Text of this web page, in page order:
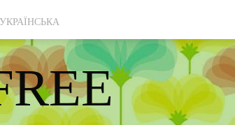
УКРАЇНСЬКА
ART OF PUBLISHING